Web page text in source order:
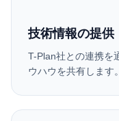
技術情報の提供
T-Plan社との連携を
ウハウを共有します。